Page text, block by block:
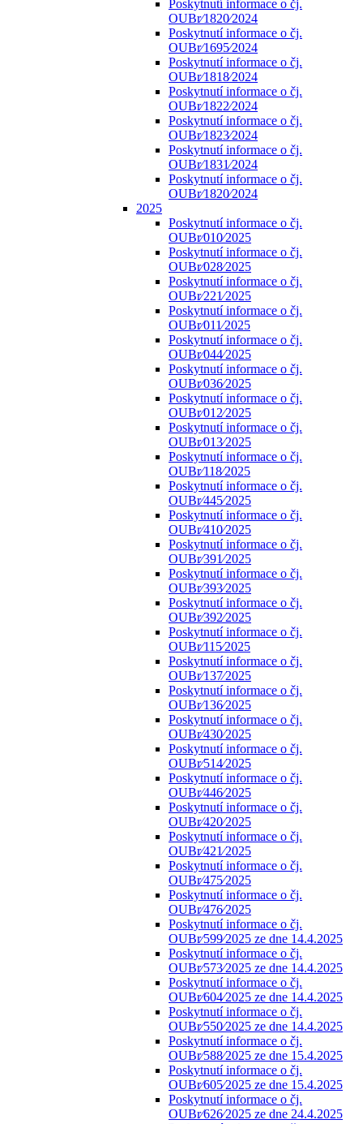
Poskytnutí informace o čj.
OUBr⁄1820⁄2024
Poskytnutí informace o čj.
OUBr⁄1695⁄2024
Poskytnutí informace o čj.
OUBr⁄1818⁄2024
Poskytnutí informace o čj.
OUBr⁄1822⁄2024
Poskytnutí informace o čj.
OUBr⁄1823⁄2024
Poskytnutí informace o čj.
OUBr⁄1831⁄2024
Poskytnutí informace o čj.
OUBr⁄1820⁄2024
2025
Poskytnutí informace o čj.
OUBr⁄010⁄2025
Poskytnutí informace o čj.
OUBr⁄028⁄2025
Poskytnutí informace o čj.
OUBr⁄221⁄2025
Poskytnutí informace o čj.
OUBr⁄011⁄2025
Poskytnutí informace o čj.
OUBr⁄044⁄2025
Poskytnutí informace o čj.
OUBr⁄036⁄2025
Poskytnutí informace o čj.
OUBr⁄012⁄2025
Poskytnutí informace o čj.
OUBr⁄013⁄2025
Poskytnutí informace o čj.
OUBr⁄118⁄2025
Poskytnutí informace o čj.
OUBr⁄445⁄2025
Poskytnutí informace o čj.
OUBr⁄410⁄2025
Poskytnutí informace o čj.
OUBr⁄391⁄2025
Poskytnutí informace o čj.
OUBr⁄393⁄2025
Poskytnutí informace o čj.
OUBr⁄392⁄2025
Poskytnutí informace o čj.
OUBr⁄115⁄2025
Poskytnutí informace o čj.
OUBr⁄137⁄2025
Poskytnutí informace o čj.
OUBr⁄136⁄2025
Poskytnutí informace o čj.
OUBr⁄430⁄2025
Poskytnutí informace o čj.
OUBr⁄514⁄2025
Poskytnutí informace o čj.
OUBr⁄446⁄2025
Poskytnutí informace o čj.
OUBr⁄420⁄2025
Poskytnutí informace o čj.
OUBr⁄421⁄2025
Poskytnutí informace o čj.
OUBr⁄475⁄2025
Poskytnutí informace o čj.
OUBr⁄476⁄2025
Poskytnutí informace o čj.
OUBr⁄599⁄2025 ze dne 14.4.2025
Poskytnutí informace o čj.
OUBr⁄573⁄2025 ze dne 14.4.2025
Poskytnutí informace o čj.
OUBr⁄604⁄2025 ze dne 14.4.2025
Poskytnutí informace o čj.
OUBr⁄550⁄2025 ze dne 14.4.2025
Poskytnutí informace o čj.
OUBr⁄588⁄2025 ze dne 15.4.2025
Poskytnutí informace o čj.
OUBr⁄605⁄2025 ze dne 15.4.2025
Poskytnutí informace o čj.
OUBr⁄626⁄2025 ze dne 24.4.2025